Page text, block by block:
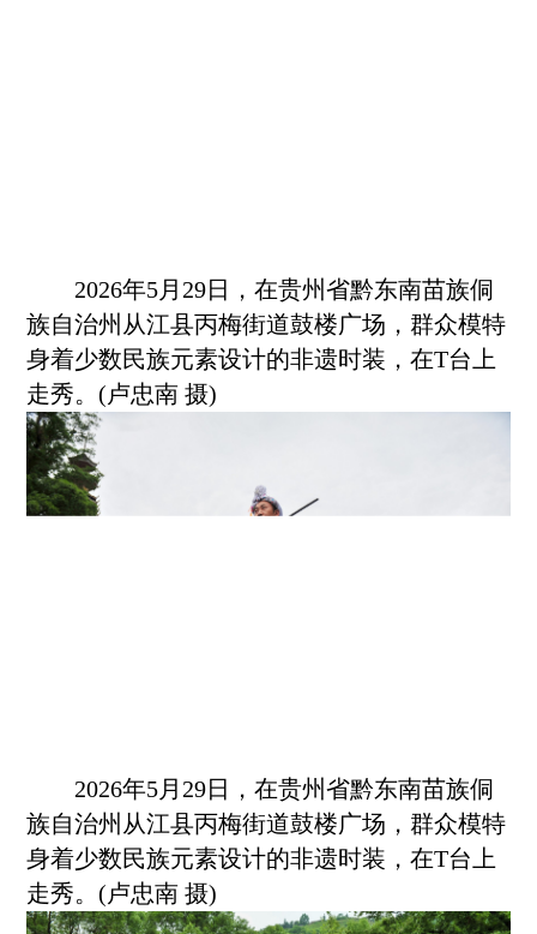
2026年5月29日，在贵州省黔东南苗族侗
族自治州从江县丙梅街道鼓楼广场，群众模特
身着少数民族元素设计的非遗时装，在T台上
走秀。(卢忠南 摄)
2026年5月29日，在贵州省黔东南苗族侗
族自治州从江县丙梅街道鼓楼广场，群众模特
身着少数民族元素设计的非遗时装，在T台上
走秀。(卢忠南 摄)